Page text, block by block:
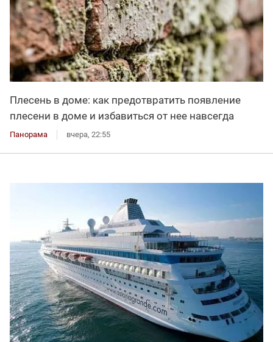
Плесень в доме: как предотвратить появление
плесени в доме и избавиться от нее навсегда
Панорама вчера, 22:55